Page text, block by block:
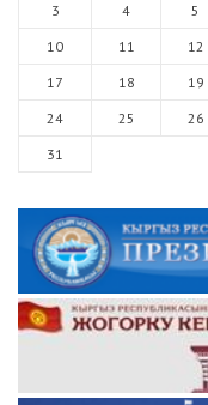
3
4 5
10
11 12
17
18 19
24
25 26
31